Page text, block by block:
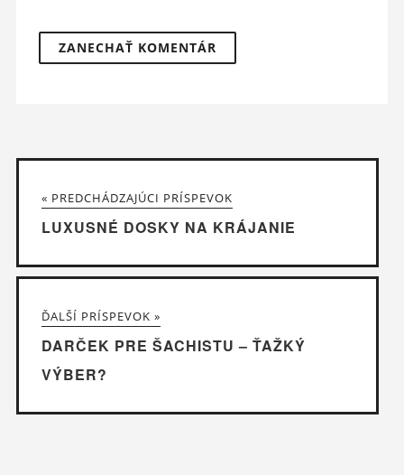
« PREDCHÁDZAJÚCI PRÍSPEVOK
LUXUSNÉ DOSKY NA KRÁJANIE
ĎALŠÍ PRÍSPEVOK »
DARČEK PRE ŠACHISTU – ŤAŽKÝ
VÝBER?